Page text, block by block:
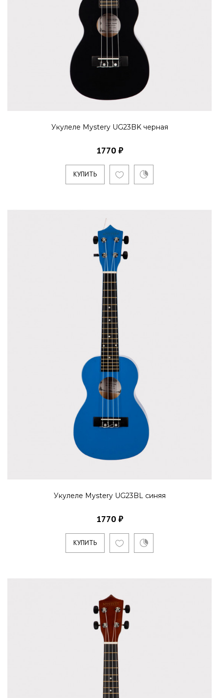
Укулеле Mystery UG23BK черная
1770 ₽
КУПИТЬ
Укулеле Mystery UG23BL синяя
1770 ₽
КУПИТЬ